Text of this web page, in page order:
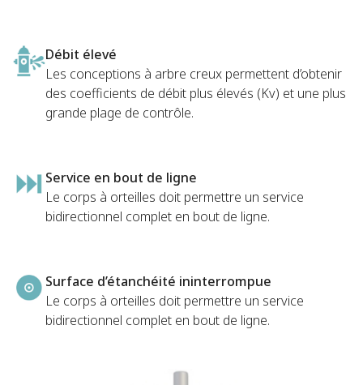
Débit élevé
Les conceptions à arbre creux permettent d’obtenir
des coefficients de débit plus élevés (Kv) et une plus
grande plage de contrôle.
Service en bout de ligne
Le corps à orteilles doit permettre un service
bidirectionnel complet en bout de ligne.
Surface d’étanchéité ininterrompue
Le corps à orteilles doit permettre un service
bidirectionnel complet en bout de ligne.